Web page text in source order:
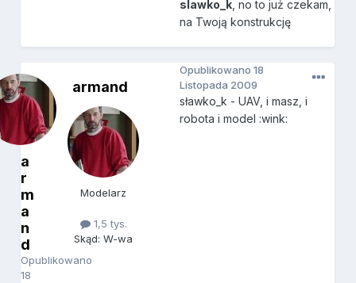
slawko_k , no to już czekam,
na Twoją konstrukcję
a
r
m
a
n
d
Opublikowano
18
armand
Modelarz
1,5 tys.
Skąd: W-wa
Opublikowano18
Listopada 2009
sławko_k - UAV, i masz, i
robota i model :wink: